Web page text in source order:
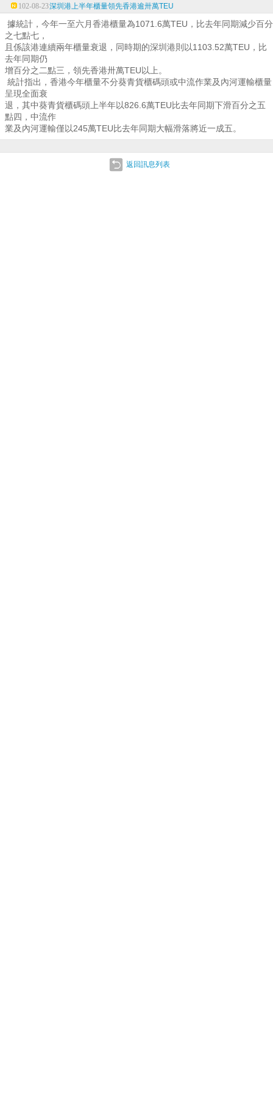
102-08-23深圳港上半年櫃量領先香港逾卅萬TEU
據統計，今年一至六月香港櫃量為1071.6萬TEU，比去年同期減少百分
之七點七，
且係該港連續兩年櫃量衰退，同時期的深圳港則以1103.52萬TEU，比
去年同期仍
增百分之二點三，領先香港卅萬TEU以上。
統計指出，香港今年櫃量不分葵青貨櫃碼頭或中流作業及內河運輸櫃量
呈現全面衰
退，其中葵青貨櫃碼頭上半年以826.6萬TEU比去年同期下滑百分之五
點四，中流作
業及內河運輸僅以245萬TEU比去年同期大幅滑落將近一成五。
返回訊息列表